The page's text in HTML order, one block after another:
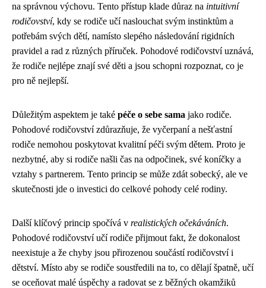
na správnou výchovu. Tento přístup klade důraz na intuitivní
rodičovství, kdy se rodiče učí naslouchat svým instinktům a
potřebám svých dětí, namísto slepého následování rigidních
pravidel a rad z různých příruček. Pohodové rodičovství uznává,
že rodiče nejlépe znají své děti a jsou schopni rozpoznat, co je
pro ně nejlepší.
Důležitým aspektem je také péče o sebe sama jako rodiče.
Pohodové rodičovství zdůrazňuje, že vyčerpaní a nešťastní
rodiče nemohou poskytovat kvalitní péči svým dětem. Proto je
nezbytné, aby si rodiče našli čas na odpočinek, své koníčky a
vztahy s partnerem. Tento princip se může zdát sobecký, ale ve
skutečnosti jde o investici do celkové pohody celé rodiny.
Další klíčový princip spočívá v realistických očekáváních.
Pohodové rodičovství učí rodiče přijmout fakt, že dokonalost
neexistuje a že chyby jsou přirozenou součástí rodičovství i
dětství. Místo aby se rodiče soustředili na to, co dělají špatně, učí
se oceňovat malé úspěchy a radovat se z běžných okamžiků